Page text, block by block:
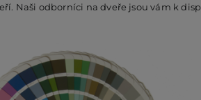
Naši odborníci na dveře jsou vám k